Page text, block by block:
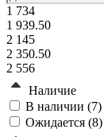
1 734
1 939.50
2 145
2 350.50
2 556
Наличие
В наличии (7)
Ожидается (8)